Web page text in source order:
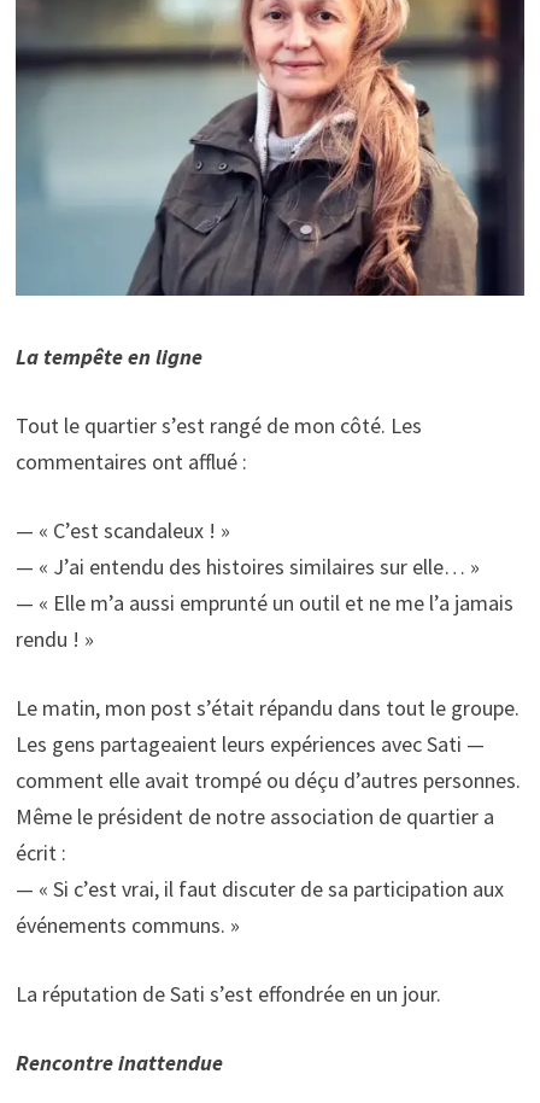
La tempête en ligne
Tout le quartier s’est rangé de mon côté. Les
commentaires ont afflué :
— « C’est scandaleux ! »
— « J’ai entendu des histoires similaires sur elle… »
— « Elle m’a aussi emprunté un outil et ne me l’a jamais
rendu ! »
Le matin, mon post s’était répandu dans tout le groupe.
Les gens partageaient leurs expériences avec Sati —
comment elle avait trompé ou déçu d’autres personnes.
Même le président de notre association de quartier a
écrit :
— « Si c’est vrai, il faut discuter de sa participation aux
événements communs. »
La réputation de Sati s’est effondrée en un jour.
Rencontre inattendue